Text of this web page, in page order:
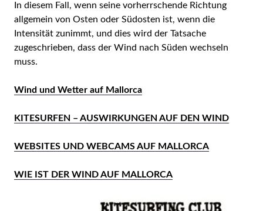
In diesem Fall, wenn seine vorherrschende Richtung
allgemein von Osten oder Südosten ist, wenn die
Intensität zunimmt, und dies wird der Tatsache
zugeschrieben, dass der Wind nach Süden wechseln
muss.
Wind und Wetter auf Mallorca
KITESURFEN – AUSWIRKUNGEN AUF DEN WIND
WEBSITES UND WEBCAMS AUF MALLORCA
WIE IST DER WIND AUF MALLORCA